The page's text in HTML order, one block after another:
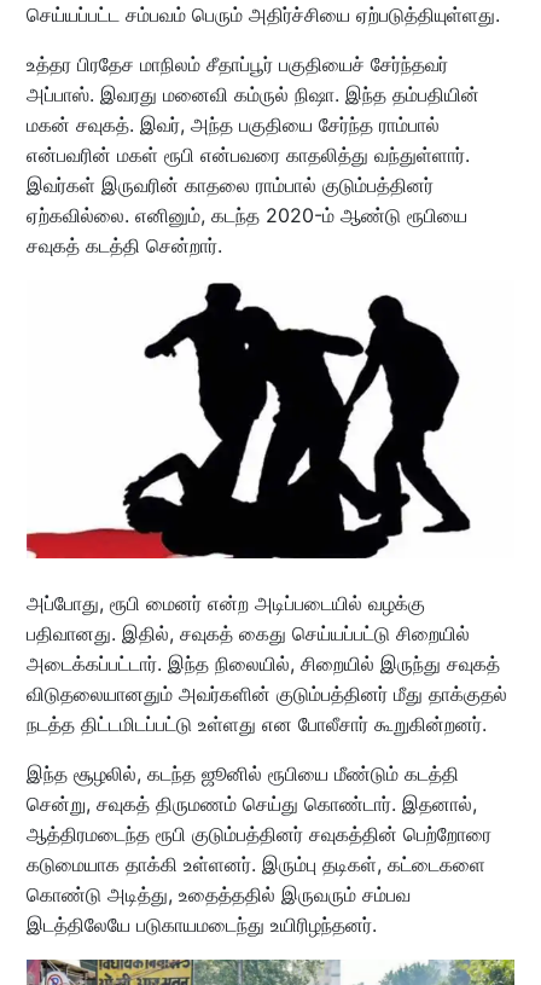
செய்யப்பட்ட சம்பவம் பெரும் அதிர்ச்சியை ஏற்படுத்தியுள்ளது.
உத்தர பிரதேச மாநிலம் சீதாப்பூர் பகுதியைச் சேர்ந்தவர்
அப்பாஸ். இவரது மனைவி கம்ருல் நிஷா. இந்த தம்பதியின்
மகன் சவுகத். இவர், அந்த பகுதியை சேர்ந்த ராம்பால்
என்பவரின் மகள் ரூபி என்பவரை காதலித்து வந்துள்ளார்.
இவர்கள் இருவரின் காதலை ராம்பால் குடும்பத்தினர்
ஏற்கவில்லை. எனினும், கடந்த 2020-ம் ஆண்டு ரூபியை
சவுகத் கடத்தி சென்றார்.
அப்போது, ரூபி மைனர் என்ற அடிப்படையில் வழக்கு
பதிவானது. இதில், சவுகத் கைது செய்யப்பட்டு சிறையில்
அடைக்கப்பட்டார். இந்த நிலையில், சிறையில் இருந்து சவுகத்
விடுதலையானதும் அவர்களின் குடும்பத்தினர் மீது தாக்குதல்
நடத்த திட்டமிடப்பட்டு உள்ளது என போலீசார் கூறுகின்றனர்.
இந்த சூழலில், கடந்த ஜூனில் ரூபியை மீண்டும் கடத்தி
சென்று, சவுகத் திருமணம் செய்து கொண்டார். இதனால்,
ஆத்திரமடைந்த ரூபி குடும்பத்தினர் சவுகத்தின் பெற்றோரை
கடுமையாக தாக்கி உள்ளனர். இரும்பு தடிகள், கட்டைகளை
கொண்டு அடித்து, உதைத்ததில் இருவரும் சம்பவ
இடத்திலேயே படுகாயமடைந்து உயிரிழந்தனர்.